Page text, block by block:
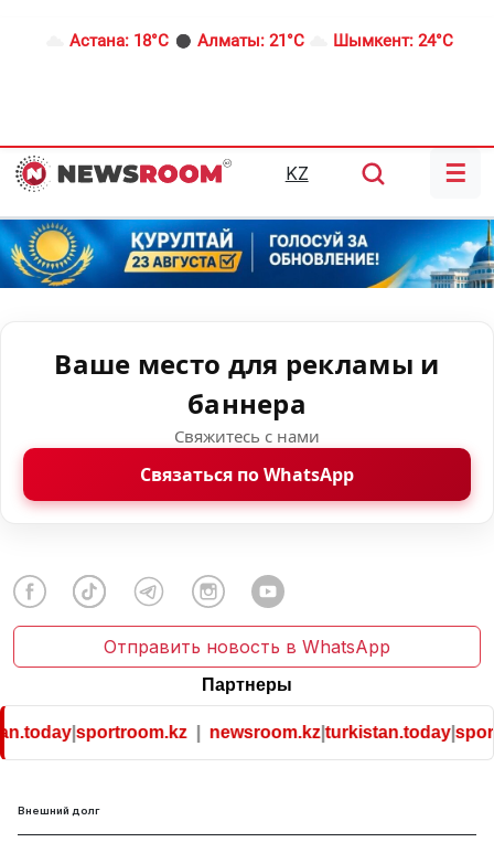
Астана: 18°C Алматы: 21°C Шымкент: 24°C
KZ ☰
Ваше место для рекламы и
баннера
Свяжитесь с нами
Связаться по WhatsApp
Отправить новость в WhatsApp
Партнеры
|sportroom.kz| newsroom.kz|turkistan.today|
Внешний долг